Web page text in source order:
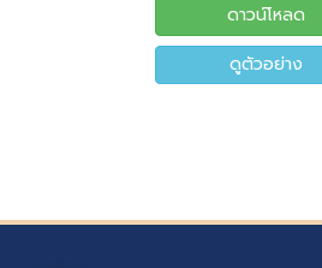
ดาวน์โหลด
ดูตัวอย่าง